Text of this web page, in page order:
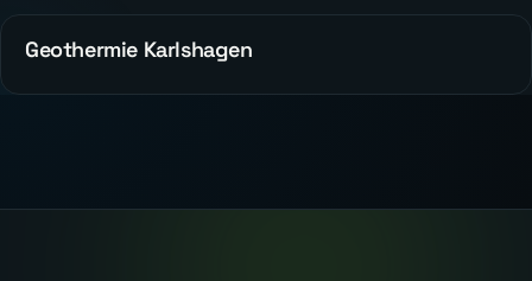
WEBDESIGN
Geothermie Karlshagen